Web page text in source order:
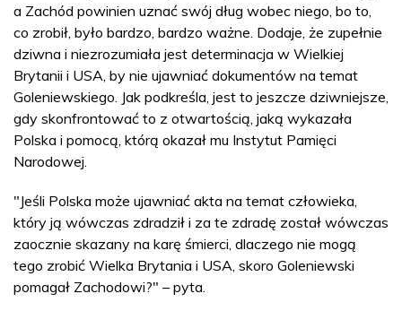
a Zachód powinien uznać swój dług wobec niego, bo to,
co zrobił, było bardzo, bardzo ważne. Dodaje, że zupełnie
dziwna i niezrozumiała jest determinacja w Wielkiej
Brytanii i USA, by nie ujawniać dokumentów na temat
Goleniewskiego. Jak podkreśla, jest to jeszcze dziwniejsze,
gdy skonfrontować to z otwartością, jaką wykazała
Polska i pomocą, którą okazał mu Instytut Pamięci
Narodowej.
"Jeśli Polska może ujawniać akta na temat człowieka,
który ją wówczas zdradził i za te zdradę został wówczas
zaocznie skazany na karę śmierci, dlaczego nie mogą
tego zrobić Wielka Brytania i USA, skoro Goleniewski
pomagał Zachodowi?" – pyta.